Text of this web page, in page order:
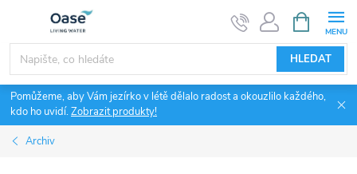
obsah
HLEDAT
NÁKUPNÍ
KOŠÍK
Pomůžeme, aby Vám jezírko v létě dělalo radost a okouzlilo každého,
kdo ho uvidí.Zobrazit produkty!
Archiv